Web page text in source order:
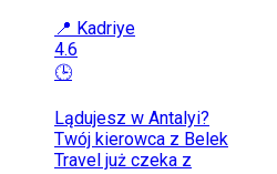
📍 Kadriye
4.6
🕒
Lądujesz w Antalyi?
Twój kierowca z Belek
Travel już czeka z